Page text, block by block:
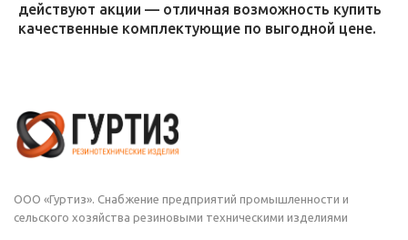
действуют акции — отличная возможность купить
качественные комплектующие по выгодной цене.
ООО «Гуртиз». Снабжение предприятий промышленности и
сельского хозяйства резиновыми техническими изделиями